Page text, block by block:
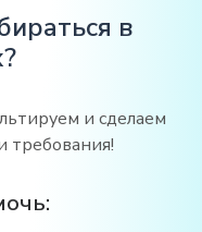
в
и сделаем
требования!